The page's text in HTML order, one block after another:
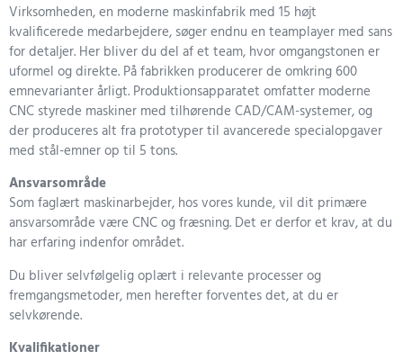
Virksomheden, en moderne maskinfabrik med 15 højt
kvalificerede medarbejdere, søger endnu en teamplayer med sans
for detaljer. Her bliver du del af et team, hvor omgangstonen er
uformel og direkte. På fabrikken producerer de omkring 600
emnevarianter årligt. Produktionsapparatet omfatter moderne
CNC styrede maskiner med tilhørende CAD/CAM-systemer, og
der produceres alt fra prototyper til avancerede specialopgaver
med stål-emner op til 5 tons.
Ansvarsområde
Som faglært maskinarbejder, hos vores kunde, vil dit primære
ansvarsområde være CNC og fræsning. Det er derfor et krav, at du
har erfaring indenfor området.
Du bliver selvfølgelig oplært i relevante processer og
fremgangsmetoder, men herefter forventes det, at du er
selvkørende.
Kvalifikationer